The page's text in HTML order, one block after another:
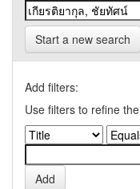
Start a new search
Add filters:
Use filters to refine